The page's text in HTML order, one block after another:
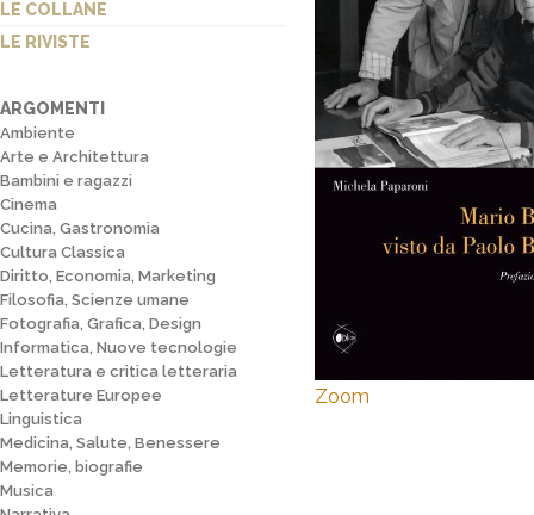
LE COLLANE
LE RIVISTE
ARGOMENTI
Ambiente
Arte e Architettura
Bambini e ragazzi
Cinema
Cucina, Gastronomia
Cultura Classica
Diritto, Economia, Marketing
Filosofia, Scienze umane
Fotografia, Grafica, Design
Informatica, Nuove tecnologie
Letteratura e critica letteraria
Letterature Europee
Linguistica
Medicina, Salute, Benessere
Memorie, biografie
Musica
Zoom